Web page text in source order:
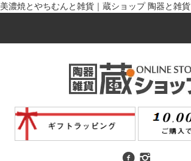
美濃焼とやちむんと雑貨｜蔵ショップ 陶器と雑貨